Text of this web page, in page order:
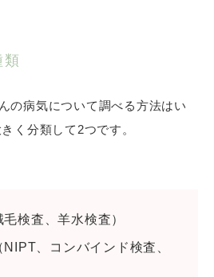
類
の病気について調べる方法はい
く分類して2つです。
検査、羊水検査）
、コンバインド検査、
「予約」を選択してください。